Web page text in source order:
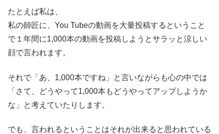
たとえば私は、
私の師匠に、You Tubeの動画を大量投稿するということ
で１年間に1,000本の動画を投稿しようとサラッと涼しい
顔で言われます。
それで「あ、1,000本ですね」と言いながらも心の中では
「さて、どうやって1,000本もどうやってアップしようか
な」と考えていたりします。
でも、言われるということはそれが出来ると思われている